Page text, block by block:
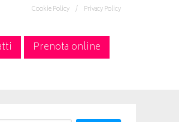
Privacy Policy
Cookie Policy /
Prenota online